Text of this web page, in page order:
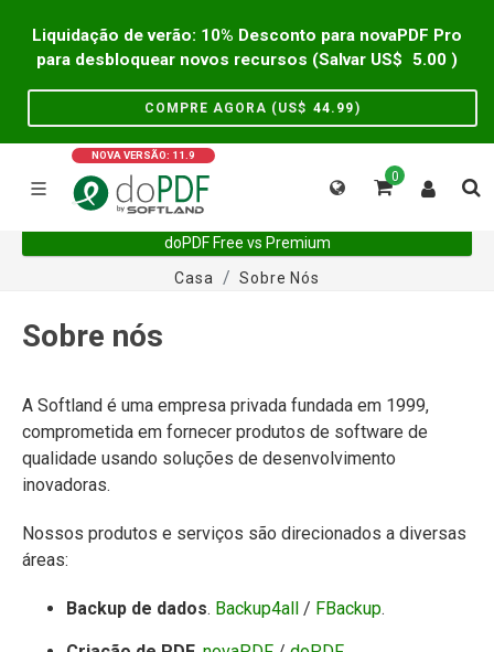
Liquidação de verão: 10% Desconto para novaPDF Pro
para desbloquear novos recursos (Salvar US$
5.00 )
COMPRE AGORA (US$ 44.99)
NOVA VERSÃO: 11.9
0
doPDF Free vs Premium
Casa
Sobre Nós
Sobre nós
A Softland é uma empresa privada fundada em 1999,
comprometida em fornecer produtos de software de
qualidade usando soluções de desenvolvimento
inovadoras.
Nossos produtos e serviços são direcionados a diversas
áreas:
Backup de dados. Backup4all / FBackup.